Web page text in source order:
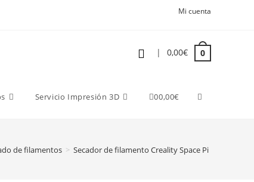
Mi cuenta
| 0,00€ 0
Servicio Impresión 3D 00,00€
de filamentos > Secador de filamento Creality Space Pi Plus